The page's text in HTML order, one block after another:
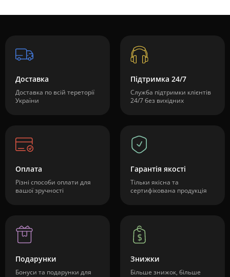
Доставка
Доставка по всій тереторії
України
Підтримка 24/7
Служба підтримки клієнтів
24/7 без вихідних
Оплата
Різні способи оплати для
вашої зручності
Гарантія якості
Тільки якісна та
сертифікована продукція
Подарунки
Бонуси та подарунки для
Знижки
Більше знижок, більше